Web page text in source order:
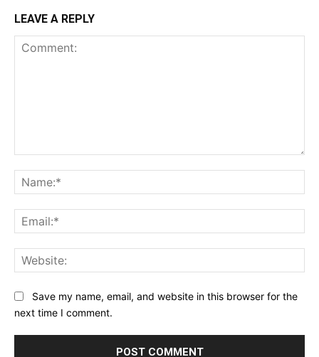
LEAVE A REPLY
Save my name, email, and website in this browser for the
next time I comment.